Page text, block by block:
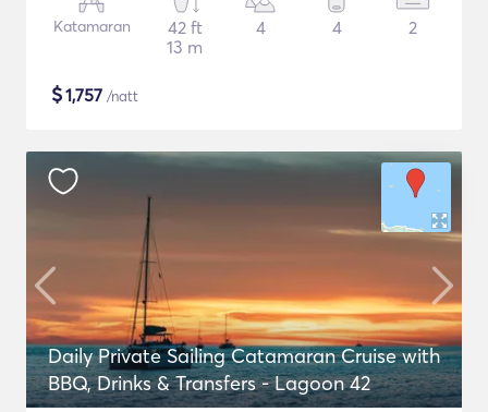
Katamaran
42 ft
13 m
4 4 2
$1,757 /natt
Daily Private Sailing Catamaran Cruise with
BBQ, Drinks & Transfers - Lagoon 42